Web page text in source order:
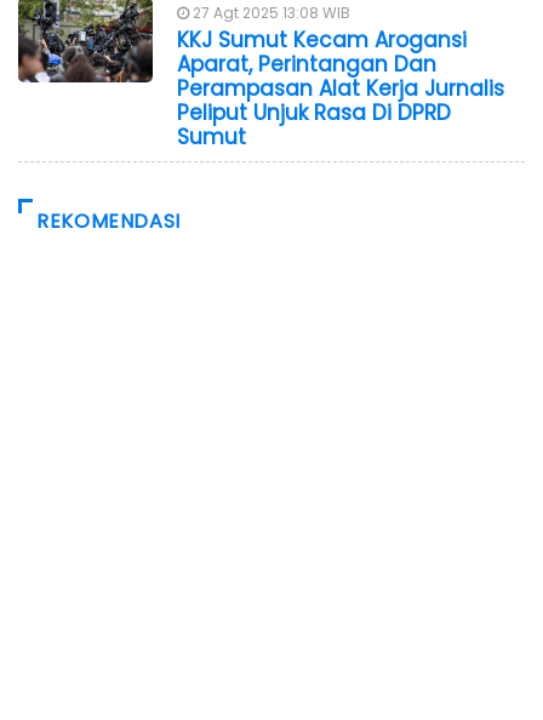
27 Agt 2025 13:08 WIB
KKJ Sumut Kecam Arogansi
Aparat, Perintangan Dan
Perampasan Alat Kerja Jurnalis
Peliput Unjuk Rasa Di DPRD
Sumut
REKOMENDASI